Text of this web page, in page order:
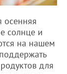
осенняя
солнце и
на нашем
для